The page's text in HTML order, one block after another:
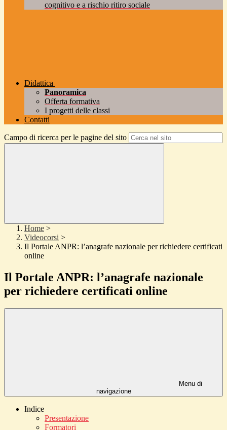
cognitivo e a rischio ritiro sociale
Didattica
Panoramica
Offerta formativa
I progetti delle classi
Contatti
Campo di ricerca per le pagine del sito
Home >
Videocorsi >
Il Portale ANPR: l’anagrafe nazionale per richiedere certificati
online
Il Portale ANPR: l’anagrafe nazionale
per richiedere certificati online
Menu di
navigazione
Indice
Presentazione
Formatori